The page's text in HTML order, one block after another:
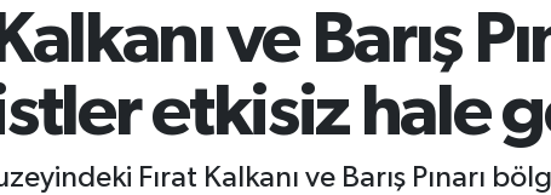
ve Barış
etkisiz hale
Fırat Kalkanı ve Barış Pınarı